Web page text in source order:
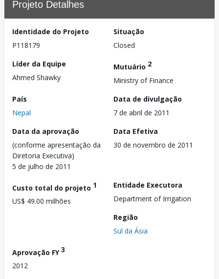
Projeto Detalhes
Identidade do Projeto
P118179
Situação
Closed
Líder da Equipe
Ahmed Shawky
Mutuário 2
Ministry of Finance
País
Nepal
Data de divulgação
7 de abril de 2011
Data da aprovação
(conforme apresentação da
Diretoria Executiva)
5 de julho de 2011
Data Efetiva
30 de novembro de 2011
Custo total do projeto 1
US$ 49.00 milhões
Entidade Executora
Department of Irrigation
Região
Sul da Ásia
Aprovação FY3
2012